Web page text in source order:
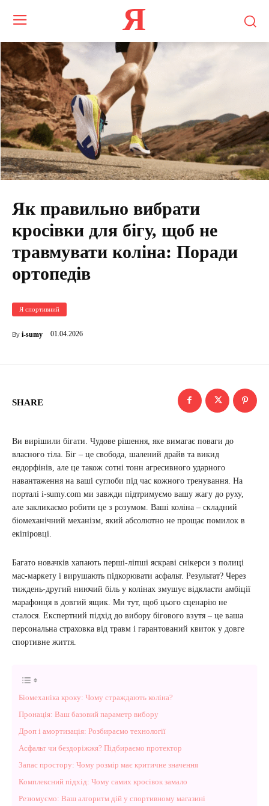
Я
Як правильно вибрати
кросівки для бігу, щоб не
травмувати коліна: Поради
ортопедів
Я спортивний
By i-sumy 01.04.2026
SHARE
Ви вирішили бігати. Чудове рішення, яке вимагає поваги до
власного тіла. Біг – це свобода, шалений драйв та викид
ендорфінів, але це також сотні тонн агресивного ударного
навантаження на ваші суглоби під час кожного тренування. На
порталі i-sumy.com ми завжди підтримуємо вашу жагу до руху,
але закликаємо робити це з розумом. Ваші коліна – складний
біомеханічний механізм, який абсолютно не прощає помилок в
екіпіровці.
Багато новачків хапають перші-ліпші яскраві снікерси з полиці
мас-маркету і вирушають підкорювати асфальт. Результат? Через
тиждень-другий ниючий біль у колінах змушує відкласти амбіції
марафонця в довгий ящик. Ми тут, щоб цього сценарію не
сталося. Експертний підхід до вибору бігового взутя – це ваша
персональна страховка від травм і гарантований квиток у довге
спортивне життя.
Біомеханіка кроку: Чому страждають коліна?
Пронація: Ваш базовий параметр вибору
Дроп і амортизація: Розбираємо технології
Асфальт чи бездоріжжя? Підбираємо протектор
Запас простору: Чому розмір має критичне значення
Комплексний підхід: Чому самих кросівок замало
Резюмуємо: Ваш алгоритм дій у спортивному магазині